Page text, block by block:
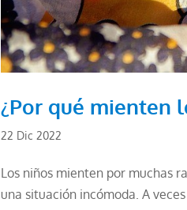
¿Por qué mienten
22 Dic 2022
Los niños mienten por muchas
una situación incómoda. A